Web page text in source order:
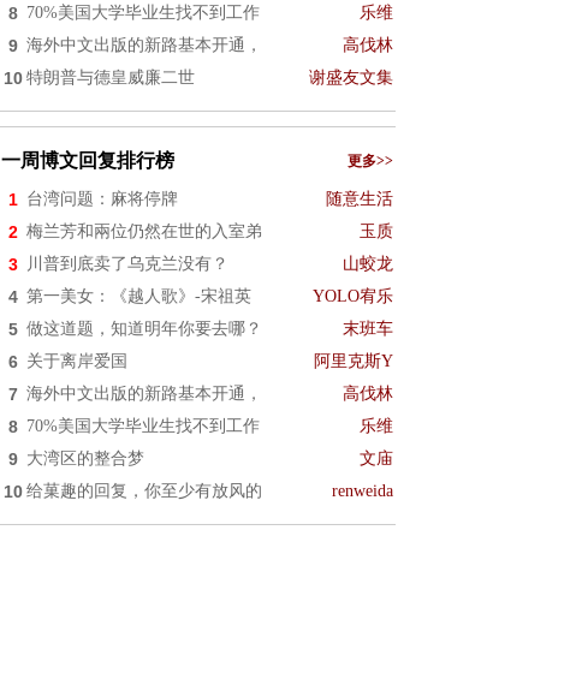
8 70%美国大学毕业生找不到工作 乐维
9 海外中文出版的新路基本开通， 高伐林
10 特朗普与德皇威廉二世 谢盛友文集
一周博文回复排行榜 更多>>
1 台湾问题：麻将停牌 随意生活
2 梅兰芳和兩位仍然在世的入室弟 玉质
3 川普到底卖了乌克兰没有？ 山蛟龙
4 第一美女：《越人歌》-宋祖英 YOLO宥乐
5 做这道题，知道明年你要去哪？ 末班车
6 关于离岸爱国 阿里克斯Y
7 海外中文出版的新路基本开通， 高伐林
8 70%美国大学毕业生找不到工作 乐维
9 大湾区的整合梦 文庙
10 给菓趣的回复，你至少有放风的 renweida